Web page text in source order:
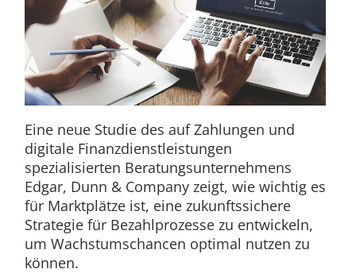
Eine neue Studie des auf Zahlungen und
digitale Finanzdienstleistungen
spezialisierten Beratungsunternehmens
Edgar, Dunn & Company zeigt, wie wichtig es
für Marktplätze ist, eine zukunftssichere
Strategie für Bezahlprozesse zu entwickeln,
um Wachstumschancen optimal nutzen zu
können.